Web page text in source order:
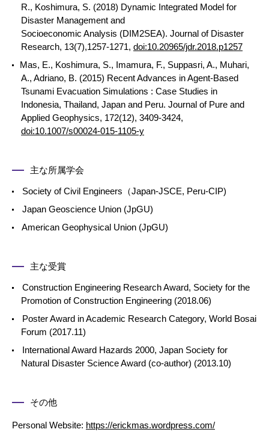
R., Koshimura, S. (2018) Dynamic Integrated Model for
Disaster Management and
Socioeconomic Analysis (DIM2SEA). Journal of Disaster
Research, 13(7),1257-1271, doi:10.20965/jdr.2018.p1257
Mas, E., Koshimura, S., Imamura, F., Suppasri, A., Muhari,
A., Adriano, B. (2015) Recent Advances in Agent-Based
Tsunami Evacuation Simulations : Case Studies in
Indonesia, Thailand, Japan and Peru. Journal of Pure and
Applied Geophysics, 172(12), 3409-3424,
doi:10.1007/s00024-015-1105-y
主な所属学会
Society of Civil Engineers（Japan-JSCE, Peru-CIP)
Japan Geoscience Union (JpGU)
American Geophysical Union (JpGU)
主な受賞
Construction Engineering Research Award, Society for the
Promotion of Construction Engineering (2018.06)
Poster Award in Academic Research Category, World Bosai
Forum (2017.11)
International Award Hazards 2000, Japan Society for
Natural Disaster Science Award (co-author) (2013.10)
その他
Personal Website: https://erickmas.wordpress.com/